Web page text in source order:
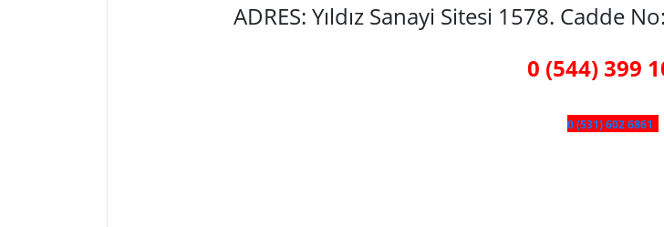
ADRES: Yıldız Sanayi Sitesi 1578. Cadde
0 (544) 399
0 (531) 602 6861